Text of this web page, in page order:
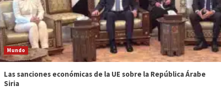
Mundo
Las sanciones económicas de la UE sobre la República Árabe
Siria